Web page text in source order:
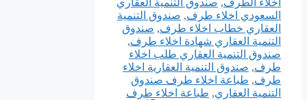
اخلاء الطرف, صندوق التنمية العقاري
السعودي اخلاء طرف, صندوق التنمية
العقاري خطاب اخلاء طرف, صندوق
التنمية العقاري شهادة اخلاء طرف,
صندوق التنمية العقاري طلب اخلاء
طرف, صندوق التنمية العقارية اخلاء
طرف, طباعة اخلاء طرف صندوق
التنمية العقاري, طباعة اخلاء طرف